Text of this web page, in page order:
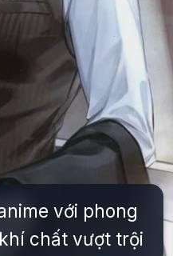
với phong
chất vượt trội